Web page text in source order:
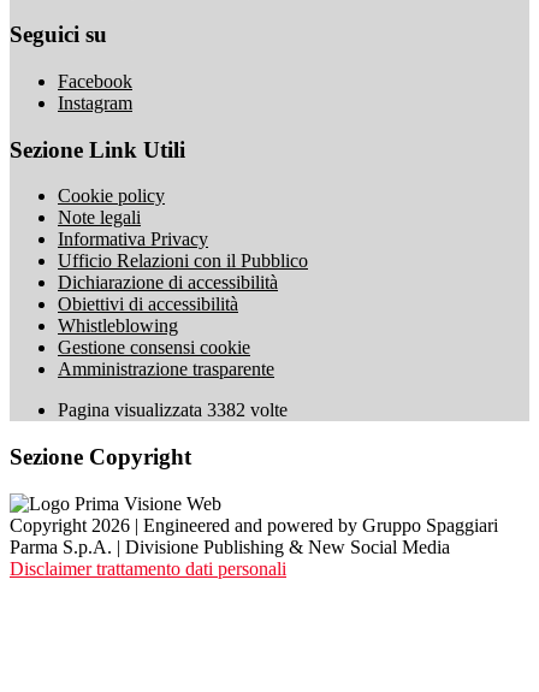
Seguici su
Facebook
Instagram
Sezione Link Utili
Cookie policy
Note legali
Informativa Privacy
Ufficio Relazioni con il Pubblico
Dichiarazione di accessibilità
Obiettivi di accessibilità
Whistleblowing
Gestione consensi cookie
Amministrazione trasparente
Pagina visualizzata 3382 volte
Sezione Copyright
Copyright 2026 | Engineered and powered by Gruppo Spaggiari
Parma S.p.A. | Divisione Publishing & New Social Media
Disclaimer trattamento dati personali